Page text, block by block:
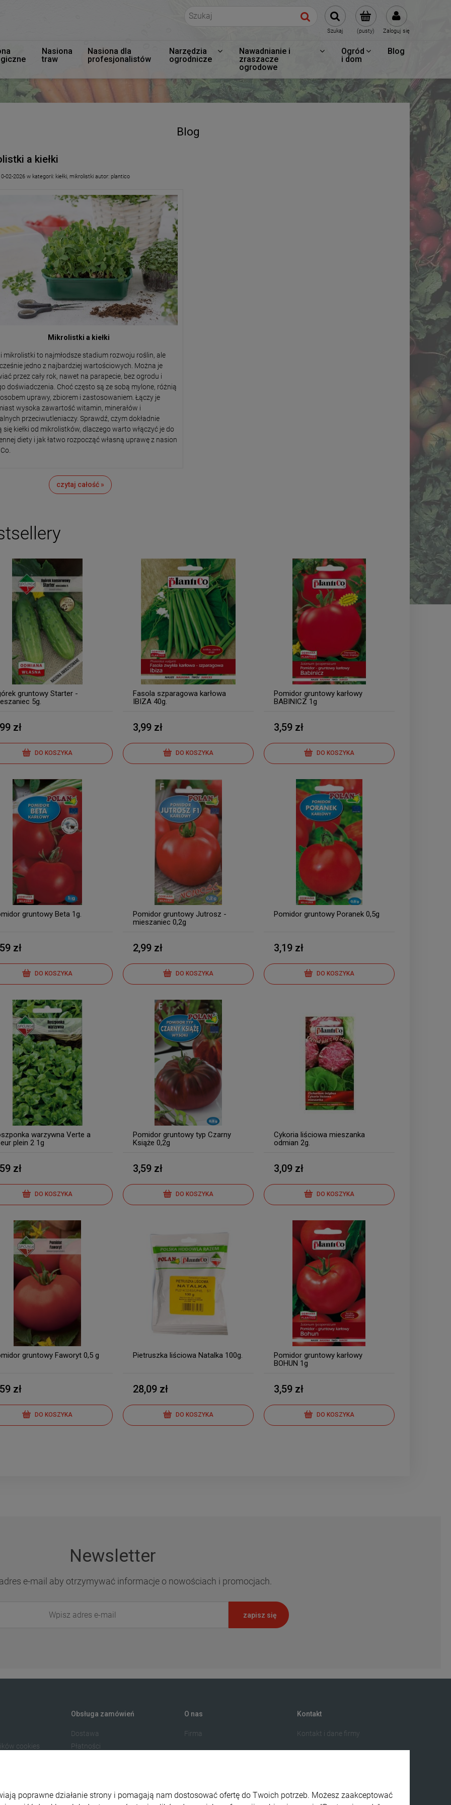
(pusty) Zaloguj się
Szukaj
Nasiona
traw
Nasiona dla
profesjonalistów
Narzędzia
ogrodnicze
Nawadnianie i
zraszacze
ogrodowe
Ogród
i dom
Blog
Blog
a kiełki
02-2026 w kategorii: kiełki, mikrolistki autor: plantico
Mikrolistki a kiełki
i mikrolistki to najmłodsze stadium rozwoju roślin, ale
jedno z najbardziej wartościowych. Można je
przez cały rok, nawet na parapecie, bez ogrodu i
doświadczenia. Choć często są ze sobą mylone, różnią
uprawy, zbiorem i zastosowaniem. Łączy je
wysoka zawartość witamin, minerałów i
przeciwutleniaczy. Sprawdź, czym dokładnie
się kiełki od mikrolistków, dlaczego warto włączyć je do
diety i jak łatwo rozpocząć własną uprawę z nasion
czytaj całość »
gruntowy Starter -
5g.
zł
DO KOSZYKA
Fasola szparagowa karłowa
IBIZA 40g.
3,99 zł
DO KOSZYKA
Pomidor gruntowy karłowy
BABINICZ 1g
3,59 zł
DO KOSZYKA
gruntowy Beta 1g.
zł
DO KOSZYKA
Pomidor gruntowy Jutrosz -
mieszaniec 0,2g
2,99 zł
DO KOSZYKA
Pomidor gruntowy Poranek 0,5g
3,19 zł
DO KOSZYKA
warzywna Verte a
plein 2 1g
zł
DO KOSZYKA
Pomidor gruntowy typ Czarny
Książe 0,2g
3,59 zł
DO KOSZYKA
Cykoria liściowa mieszanka
odmian 2g.
3,09 zł
DO KOSZYKA
gruntowy Faworyt 0,5 g
zł
DO KOSZYKA
Pietruszka liściowa Natalka 100g.
28,09 zł
DO KOSZYKA
Pomidor gruntowy karłowy
BOHUN 1g
3,59 zł
DO KOSZYKA
Newsletter
e-mail aby otrzymywać informacje o nowościach i promocjach.
zapisz się
cookies
Obsługa zamówień
Dostawa
Płatności
O nas
Firma
Kontakt
Kontakt i dane firmy
poprawne działanie strony i pomagają nam dostosować ofertę do Twoich potrzeb. Możesz zaakceptować